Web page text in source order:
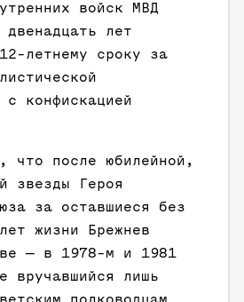
войск МВД
лет
летнему сроку за
с конфискацией
что после юбилейной,
звезды Героя
за оставшиеся без
жизни Брежнев
— в 1978-м и 1981
вручавшийся лишь